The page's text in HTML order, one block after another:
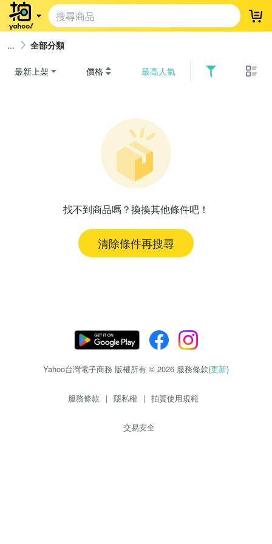
登
全部分類
最新上架 價格 最高人氣
找不到商品嗎？換換其他條件吧！
清除條件再搜尋
Yahoo台灣電子商務 版權所有 © 2026 服務條款(更新)
服務條款 | 隱私權 | 拍賣使用規範
交易安全